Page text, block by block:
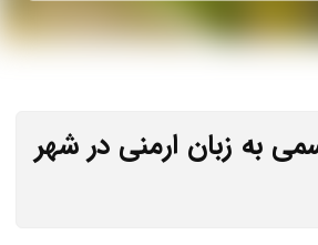
به زبان ارمنی در شهر